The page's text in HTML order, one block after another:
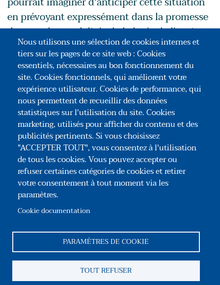
en prévoyant expressément dans la promesse
de vente les modalités de la levée de l'option
valant vente, sans la signature du promettant.
Mais, on l'a compris, c'est bien d'autre chose
qu'il s'agit en réalité : plus qu'une solution
simplificatrice, la promesse unilatérale offre
désormais un atout majeur en termes
d'exécution.
Nous utilisons une sélection de cookies internes et
tiers sur les pages de ce site web : Cookies
essentiels, nécessaires au bon fonctionnement du
site. Cookies fonctionnels, qui améliorent votre
expérience utilisateur. Cookies de performance, qui
nous permettent de recueillir des données
statistiques sur l'utilisation du site. Cookies
marketing, utilisés pour afficher du contenu et des
publicités pertinents. Si vous choisissez
"ACCEPTER TOUT", vous consentez à l'utilisation
de tous les cookies. Vous pouvez accepter ou
refuser certaines catégories de cookies et retirer
votre consentement à tout moment via les
paramètres.
Cookie documentation
PARAMÈTRES DE COOKIE
TOUT REFUSER
Association Congrès des Notaires de France
35, rue du Général Foy – 75008 Paris
Reseaux sociaux
ContactMentions légales